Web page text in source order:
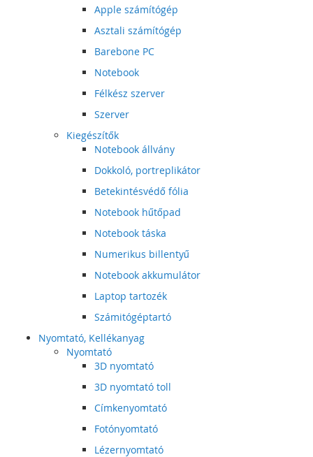
Apple számítógép
Asztali számítógép
Barebone PC
Notebook
Félkész szerver
Szerver
Kiegészítők
Notebook állvány
Dokkoló, portreplikátor
Betekintésvédő fólia
Notebook hűtőpad
Notebook táska
Numerikus billentyű
Notebook akkumulátor
Laptop tartozék
Számitógéptartó
Nyomtató, Kellékanyag
Nyomtató
3D nyomtató
3D nyomtató toll
Címkenyomtató
Fotónyomtató
Lézernyomtató